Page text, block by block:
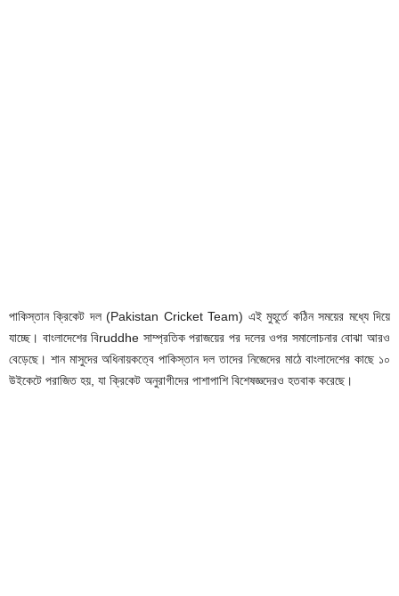
পাকিস্তান ক্রিকেট দল (Pakistan Cricket Team) এই মুহূর্তে কঠিন সময়ের মধ্যে দিয়ে
যাচ্ছে। বাংলাদেশের বিruddhe সাম্প্রতিক পরাজয়ের পর দলের ওপর সমালোচনার বোঝা আরও
বেড়েছে। শান মাসুদের অধিনায়কত্বে পাকিস্তান দল তাদের নিজেদের মাঠে বাংলাদেশের কাছে ১০
উইকেটে পরাজিত হয়, যা ক্রিকেট অনুরাগীদের পাশাপাশি বিশেষজ্ঞদেরও হতবাক করেছে।